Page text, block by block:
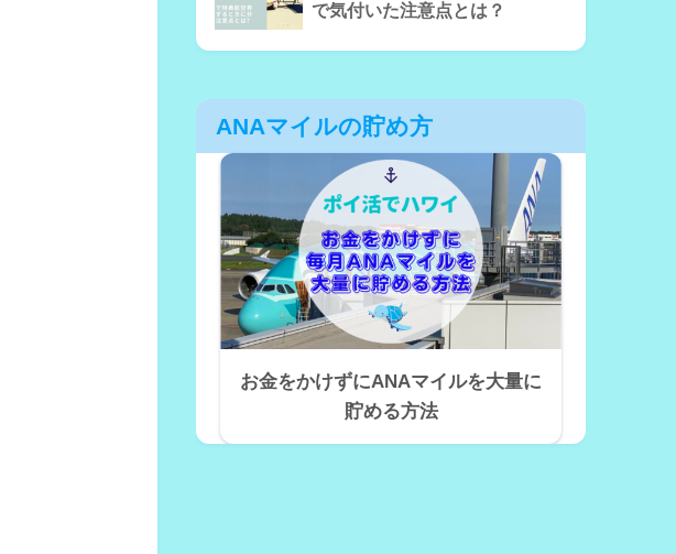
で気付いた注意点とは？
ANAマイルの貯め方
お金をかけずにANAマイルを大量に
貯める方法